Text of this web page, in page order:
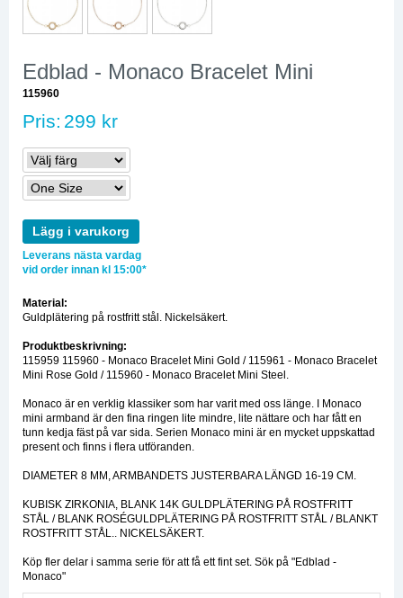
Edblad - Monaco Bracelet Mini
115960
Pris: 299 kr
Lägg i varukorg
Leverans nästa vardag
vid order innan kl 15:00*
Material:
Guldplätering på rostfritt stål. Nickelsäkert.
Produktbeskrivning:
115959 115960 - Monaco Bracelet Mini Gold / 115961 - Monaco Bracelet
Mini Rose Gold / 115960 - Monaco Bracelet Mini Steel.
Monaco är en verklig klassiker som har varit med oss länge. I Monaco
mini armband är den fina ringen lite mindre, lite nättare och har fått en
tunn kedja fäst på var sida. Serien Monaco mini är en mycket uppskattad
present och finns i flera utföranden.
DIAMETER 8 MM, ARMBANDETS JUSTERBARA LÄNGD 16-19 CM.
KUBISK ZIRKONIA, BLANK 14K GULDPLÄTERING PÅ ROSTFRITT
STÅL / BLANK ROSÉGULDPLÄTERING PÅ ROSTFRITT STÅL / BLANKT
ROSTFRITT STÅL.. NICKELSÄKERT.
Köp fler delar i samma serie för att få ett fint set. Sök på "Edblad -
Monaco"